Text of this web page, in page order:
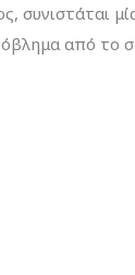
συνιστάται
από το